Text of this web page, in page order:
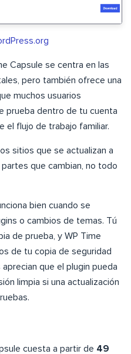
Capsule se centra en las
pero también ofrece una
muchos usuarios
prueba dentro de tu cuenta
el flujo de trabajo familiar.
sitios que se actualizan a
que cambian, no todo
bien cuando se
o cambios de temas. Tú
de prueba, y WP Time
de tu copia de seguridad
que el plugin pueda
limpia si una actualización
cuesta a partir de 49